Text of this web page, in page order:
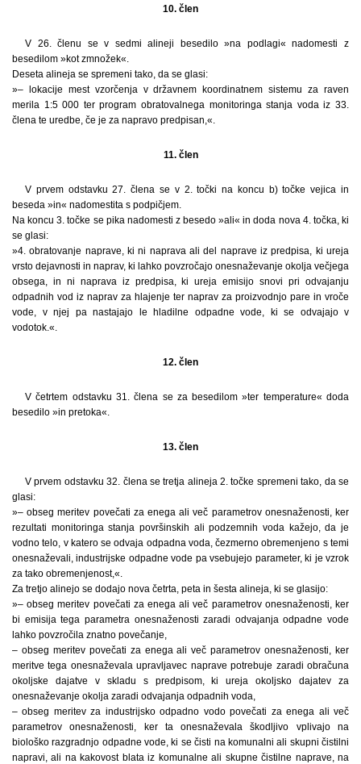
10. člen
V 26. členu se v sedmi alineji besedilo »na podlagi« nadomesti z
besedilom »kot zmnožek«.
Deseta alineja se spremeni tako, da se glasi:
»– lokacije mest vzorčenja v državnem koordinatnem sistemu za raven
merila 1:5 000 ter program obratovalnega monitoringa stanja voda iz 33.
člena te uredbe, če je za napravo predpisan,«.
11. člen
V prvem odstavku 27. člena se v 2. točki na koncu b) točke vejica in
beseda »in« nadomestita s podpičjem.
Na koncu 3. točke se pika nadomesti z besedo »ali« in doda nova 4. točka, ki
se glasi:
»4. obratovanje naprave, ki ni naprava ali del naprave iz predpisa, ki ureja
vrsto dejavnosti in naprav, ki lahko povzročajo onesnaževanje okolja večjega
obsega, in ni naprava iz predpisa, ki ureja emisijo snovi pri odvajanju
odpadnih vod iz naprav za hlajenje ter naprav za proizvodnjo pare in vroče
vode, v njej pa nastajajo le hladilne odpadne vode, ki se odvajajo v
vodotok.«.
12. člen
V četrtem odstavku 31. člena se za besedilom »ter temperature« doda
besedilo »in pretoka«.
13. člen
V prvem odstavku 32. člena se tretja alineja 2. točke spremeni tako, da se
glasi:
»– obseg meritev povečati za enega ali več parametrov onesnaženosti, ker
rezultati monitoringa stanja površinskih ali podzemnih voda kažejo, da je
vodno telo, v katero se odvaja odpadna voda, čezmerno obremenjeno s temi
onesnaževali, industrijske odpadne vode pa vsebujejo parameter, ki je vzrok
za tako obremenjenost,«.
Za tretjo alinejo se dodajo nova četrta, peta in šesta alineja, ki se glasijo:
»– obseg meritev povečati za enega ali več parametrov onesnaženosti, ker
bi emisija tega parametra onesnaženosti zaradi odvajanja odpadne vode
lahko povzročila znatno povečanje,
– obseg meritev povečati za enega ali več parametrov onesnaženosti, ker
meritve tega onesnaževala upravljavec naprave potrebuje zaradi obračuna
okoljske dajatve v skladu s predpisom, ki ureja okoljsko dajatev za
onesnaževanje okolja zaradi odvajanja odpadnih voda,
– obseg meritev za industrijsko odpadno vodo povečati za enega ali več
parametrov onesnaženosti, ker ta onesnaževala škodljivo vplivajo na
biološko razgradnjo odpadne vode, ki se čisti na komunalni ali skupni čistilni
napravi, ali na kakovost blata iz komunalne ali skupne čistilne naprave, na